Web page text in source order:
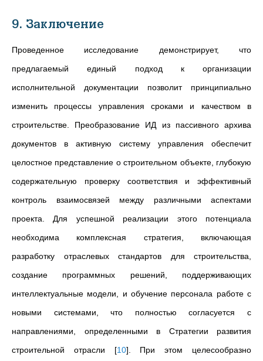
9. Заключение
Проведенное исследование демонстрирует, что
предлагаемый единый подход к организации
исполнительной документации позволит принципиально
изменить процессы управления сроками и качеством в
строительстве. Преобразование ИД из пассивного архива
документов в активную систему управления обеспечит
целостное представление о строительном объекте, глубокую
содержательную проверку соответствия и эффективный
контроль взаимосвязей между различными аспектами
проекта. Для успешной реализации этого потенциала
необходима комплексная стратегия, включающая
разработку отраслевых стандартов для строительства,
создание программных решений, поддерживающих
интеллектуальные модели, и обучение персонала работе с
новыми системами, что полностью согласуется с
направлениями, определенными в Стратегии развития
строительной отрасли [10] . При этом целесообразно